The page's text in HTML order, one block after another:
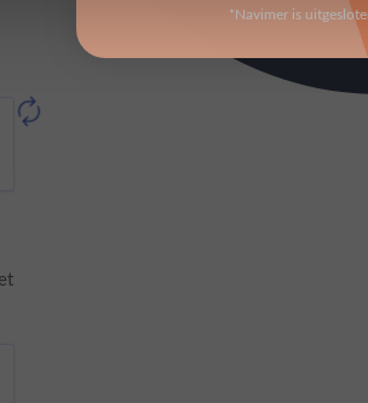
*Navimer is